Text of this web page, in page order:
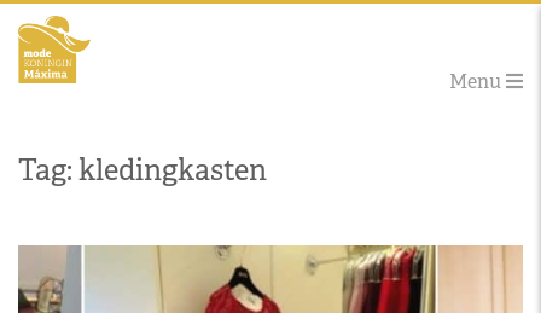
Menu
Tag: kledingkasten